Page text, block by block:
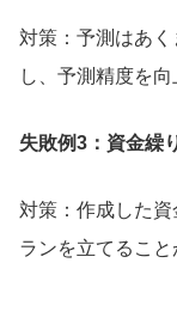
対策：予測はあ
し、予測精度を向
失敗例3：資金繰
対策：作成した
ランを立てること